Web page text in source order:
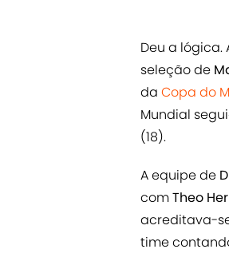
Deu a
seleção de
da Copa do
Mundial
(18).
A equipe de
comTheo
acreditava-
time